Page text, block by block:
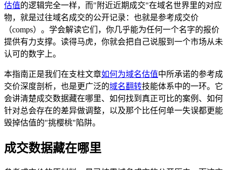
估值的逻辑完全一样，而"附近近期成交"在域名世界里的对应
物，就是过往域名成交的公开记录：也就是参考成交价
（comps）。学会解读它们，你几乎能为任何一个名字的报价
提供有力支撑。读得马虎，你就会把自己说服到一个市场从未
认可的数字上。
本指南正是我们在支柱文章如何为域名估值中所承诺的参考成
交价深度剖析，也是更广泛的域名翻转技能体系中的一环。它
会讲清楚成交数据藏在哪里、如何找到真正可比的案例、如何
针对总会存在的差异做调整，以及那个比任何单一失误都更能
毁掉估值的"挑樱桃"陷阱。
成交数据藏在哪里